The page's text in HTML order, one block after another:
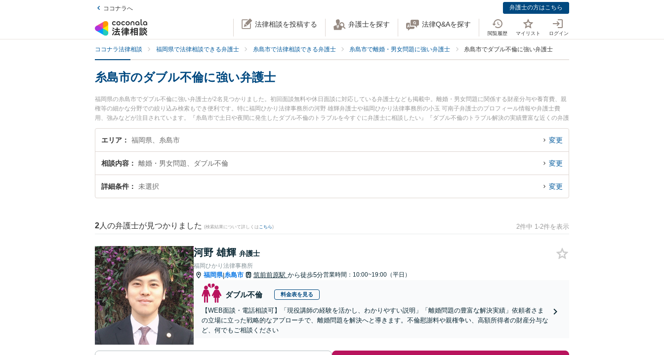
ココナラへ 弁護士の方はこちら
法律相談を投稿する 弁護士を探す 法律Q&Aを探す
閲覧履歴 マイリスト ログイン
ココナラ法律相談 福岡県で法律相談できる弁護士 糸島市で法律相談できる弁護士 糸島市で離婚・男女問題に強い弁護士 糸島市でダブル不倫に強い弁護士
糸島市のダブル不倫に強い弁護士
福岡県の糸島市でダブル不倫に強い弁護士が2名見つかりました。初回面談無料や休日面談に対応している弁護士なども掲載中。離婚・男女問題に関係する財産分与や養育費、親
権等の細かな分野での絞り込み検索もでき便利です。特に福岡ひかり法律事務所の河野 雄輝弁護士や福岡ひかり法律事務所の小玉 可南子弁護士のプロフィール情報や弁護士費
用、強みなどが注目されています。『糸島市で土日や夜間に発生したダブル不倫のトラブルを今すぐに弁護士に相談したい』『ダブル不倫のトラブル解決の実績豊富な近くの弁護
士を検索したい』『初回相談無料でダブル不倫を法律相談できる糸島市内の弁護士に相談予約したい』などでお困りの相談者さんにおすすめです。
エリア 福岡県、糸島市 変更
相談内容 離婚・男女問題、ダブル不倫 変更
詳細条件 未選択 変更
2 人の弁護士が見つかりました (検索結果について詳しくは こちら) 2件中 1-2件を表示
河野 雄輝 弁護士
福岡ひかり法律事務所
福岡県|糸島市 筑前前原駅 から徒歩5分営業時間：10:00~19:00（平日）
ダブル不倫 料金表を見る
【WEB面談・電話相談可】「現役講師の経験を活かし、わかりやすい説明」「離婚問題の豊富な解決実績」依頼者さま
の立場に立った戦略的なアプローチで、離婚問題を解決へと導きます。不倫慰謝料や親権争い、高額所得者の財産分与な
ど、何でもご相談ください